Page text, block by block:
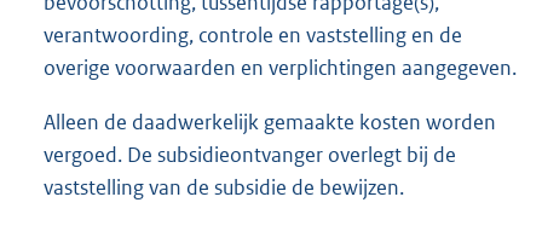
verantwoording, controle en vaststelling en de
overige voorwaarden en verplichtingen aangegeven.
Alleen de daadwerkelijk gemaakte kosten worden
vergoed. De subsidieontvanger overlegt bij de
vaststelling van de subsidie de bewijzen.